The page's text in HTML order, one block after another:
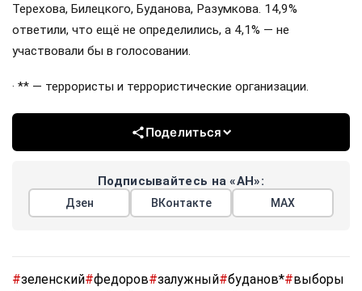
Терехова, Билецкого, Буданова, Разумкова. 14,9%
ответили, что ещё не определились, а 4,1% — не
участвовали бы в голосовании.
· ** — террористы и террористические организации.
Поделиться
Подписывайтесь на «АН»:
Дзен ВКонтакте МАХ
#зеленский#федоров#залужный#буданов*#выборы